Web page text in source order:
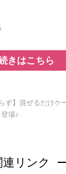
きはこちら
ず】混ぜるだけケ
場♪
連リンク